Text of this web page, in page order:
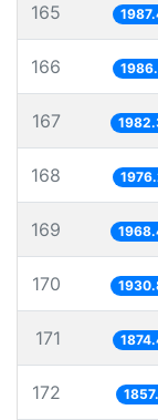
165
166
167
168
169
170
171
172